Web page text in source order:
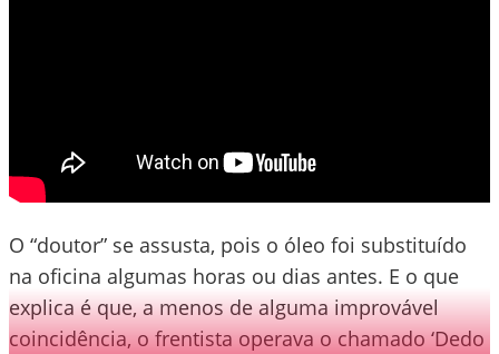
O “doutor” se assusta, pois o óleo foi substituído
na oficina algumas horas ou dias antes. E o que
explica é que, a menos de alguma improvável
coincidência, o frentista operava o chamado ‘Dedo